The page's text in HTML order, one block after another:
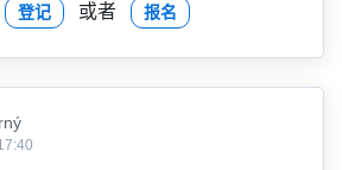
登记 或者 报名